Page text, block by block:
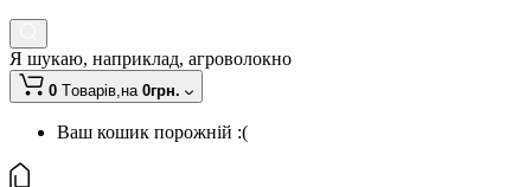
Я шукаю, наприклад, агроволокно
0 Tоварів,на 0грн.
Ваш кошик порожній :(